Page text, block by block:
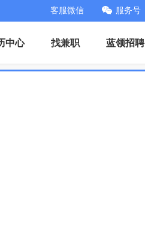
客服微信 服务号
中心 找兼职 蓝领招聘